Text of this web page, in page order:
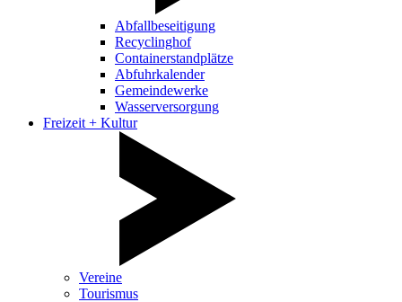
Abfallbeseitigung
Recyclinghof
Containerstandplätze
Abfuhrkalender
Gemeindewerke
Wasserversorgung
Freizeit + Kultur
Vereine
Tourismus